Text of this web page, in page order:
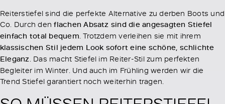
Reiterstiefel sind die perfekte Alternative zu derben Boots und
Co. Durch denflachen Absatz sind die angesagten Stiefel
einfach total bequem. Trotzdem verleihen sie mit ihrem
klassischen Stil jedem Look sofort eine schöne, schlichte
Eleganz. Das macht Stiefel im Reiter-Stil zum perfekten
Begleiter im Winter. Und auch im Frühling werden wir die
Trend Stiefel garantiert noch weiterhin tragen.